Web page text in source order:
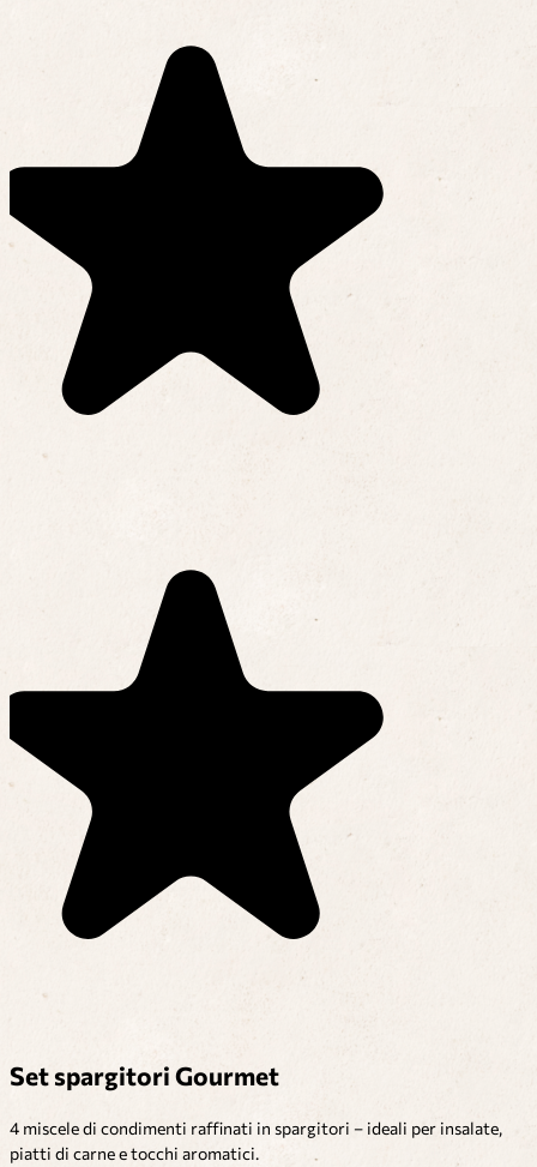
Set spargitori Gourmet
4 miscele di condimenti raffinati in spargitori – ideali per insalate,
piatti di carne e tocchi aromatici.